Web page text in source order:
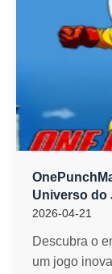
Universo do
2026-04-21
Descubra o
um jogo